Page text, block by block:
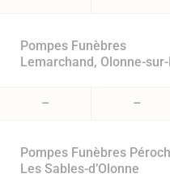
Pompes Funèbres
Lemarchand, Olonne-
– –
Pompes Funèbres
Les Sables-d’Olonne